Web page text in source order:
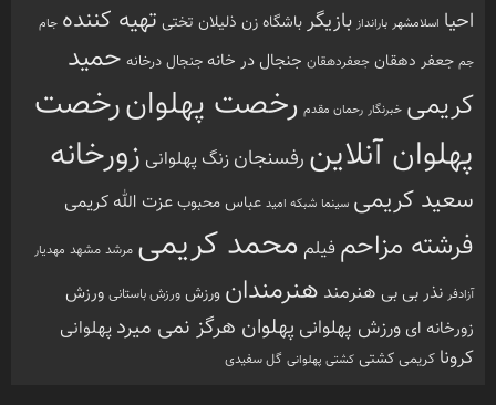
احیا اسلامشهر بارانداز بازیگرباشگاه زن ذلیلان تختی تهیه کننده جام
جم جعفر دهقان جعفردهقان جنجال در خانه جنجال درخانه حمید
کریمی خبرنگار رحمان مقدم رخصت پهلوانرخصت
پهلوان آنلاین رفسنجان زنگ پهلوانی زورخانه
سعید کریمی سینما شبکه امید عباس محبوبعزت الله کریمی
فرشته مزاحمفیلم محمد کریمی مرشد مشهد مهدیار
آزادفر نذر بی بی هنرمند هنرمندان ورزش ورزش باستانی ورزش
زورخانه ای ورزش پهلوانی پهلوان هرگز نمی میرد پهلوانی
کرونا کریمی کشتی کشتی پهلوانی گل سفیدی